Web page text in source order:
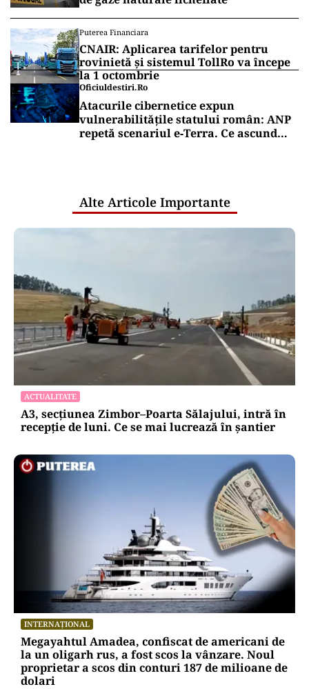
Puterea Financiara
CNAIR: Aplicarea tarifelor pentru
rovinietă și sistemul TollRo va începe
la 1 octombrie
Oficiuldestiri.ro
Atacurile cibernetice expun
vulnerabilitățile statului român: ANP
repetă scenariul e‑Terra. Ce ascund
Alte Articole Importante
ACTUALITATE
A3, secțiunea Zimbor–Poarta Sălajului, intră în
recepție de luni. Ce se mai lucrează în șantier
INTERNAȚIONAL
Megayahtul Amadea, confiscat de americani de
la un oligarh rus, a fost scos la vânzare. Noul
proprietar a scos din conturi 187 de milioane de
dolari